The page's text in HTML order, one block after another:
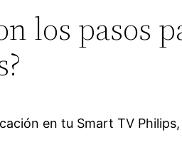
los pasos
en tu Smart TV